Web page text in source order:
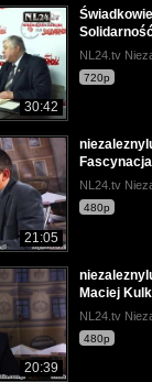
30:42
NL24.tv
720p
21:05
NL24.tv
480p
20:39
Maciej
NL24.tv
480p